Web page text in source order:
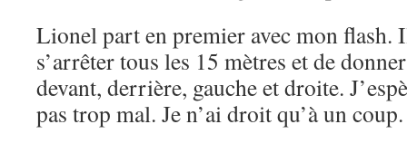
Lionel part en premier avec mon flash.
s’arrêter tous les 15 mètres et de
devant, derrière, gauche et droite.
pas trop mal. Je n’ai droit qu’à un coup.